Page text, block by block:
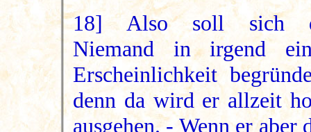
18] Also soll sich
Niemand in irgend
Erscheinlichkeit
denn da wird er allzeit
ausgehen. - Wenn er aber